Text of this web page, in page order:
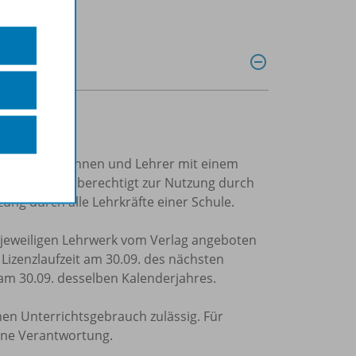
Lehrerinnen und Lehrer mit einem
berechtigt zur Nutzung durch
durch alle Lehrkräfte einer Schule.
Lehrwerk vom Verlag angeboten
am 30.09. des nächsten
30.09. desselben Kalenderjahres.
Unterrichtsgebrauch zulässig. Für
Verantwortung.